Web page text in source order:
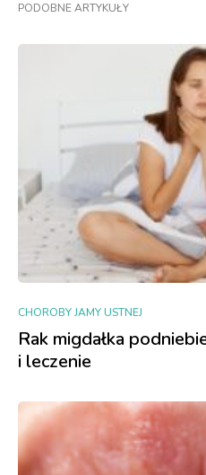
PODOBNE ARTYKUŁY
CHOROBY JAMY USTNEJ
Rak migdałka
i leczenie